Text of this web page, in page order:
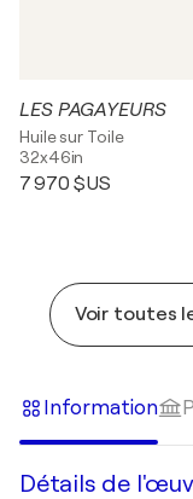
LES PAGAYEURS
Huile sur Toile
32x46in
7 970 $US
Voir toutes
Information
Détails de